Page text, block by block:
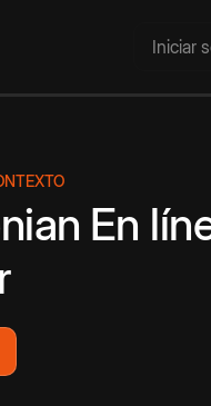
Iniciar
En